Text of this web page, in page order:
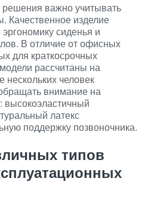
важно учитывать
Качественное изделие
сиденья и
В отличие от офисных
для краткосрочных
рассчитаны на
человек
внимание на
высокоэластичный
латекс
поддержку позвоночника.
типов